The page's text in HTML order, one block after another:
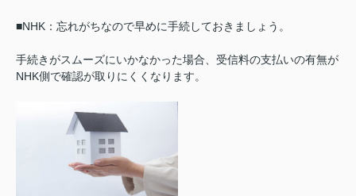
■NHK：忘れがちなので早めに手続しておきましょう。
手続きがスムーズにいかなかった場合、受信料の支払いの有無が
NHK側で確認が取りにくくなります。